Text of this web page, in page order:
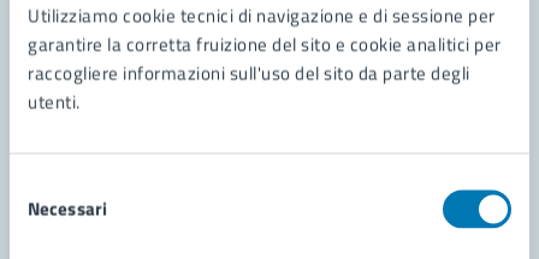
Utilizziamo cookie tecnici di navigazione e di sessione per
garantire la corretta fruizione del sito e cookie analitici per
raccogliere informazioni sull'uso del sito da parte degli
utenti.
delNecessari
Richiedi assistenza
Prenota appuntamento